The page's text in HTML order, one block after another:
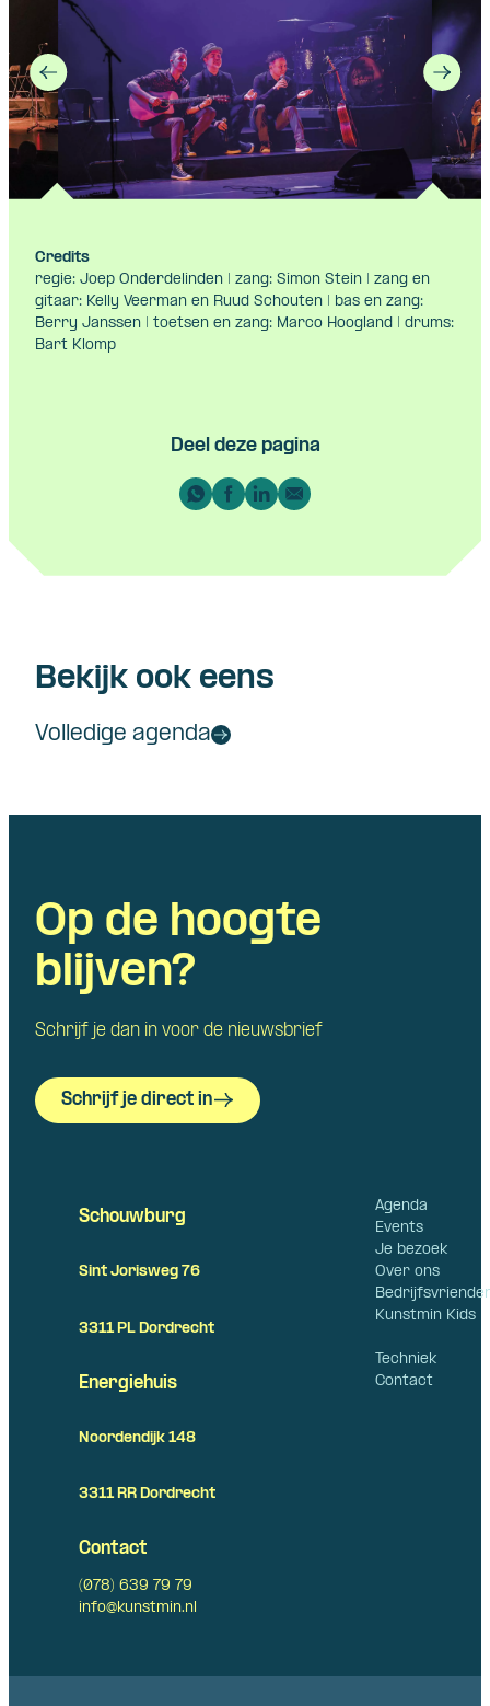
Credits
regie: Joep Onderdelinden | zang: Simon Stein | zang en
gitaar: Kelly Veerman en Ruud Schouten | bas en zang:
Berry Janssen | toetsen en zang: Marco Hoogland | drums:
Bart Klomp
Deel deze pagina
Bekijk ook eens
Volledige agenda
Op de hoogte
blijven?
Schrijf je dan in voor de nieuwsbrief
Schrijf je direct in
Agenda
Events
Je bezoek
Over ons
Kunstmin Kids
Techniek
Contact
Schouwburg
Sint Jorisweg 76
3311 PL Dordrecht
Energiehuis
Noordendijk 148
3311 RR Dordrecht
Contact
(078) 639 79 79
info@kunstmin.nl